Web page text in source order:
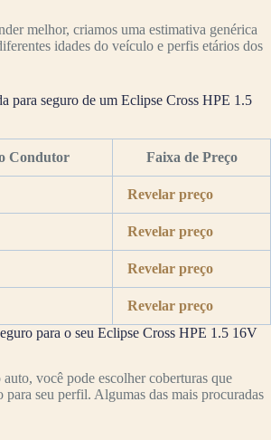
melhor, criamos uma estimativa genérica
idades do veículo e perfis etários dos
para seguro de um Eclipse Cross HPE 1.5
Condutor Faixa de Preço
Revelar preço
Revelar preço
Revelar preço
Revelar preço
para o seu Eclipse Cross HPE 1.5 16V
você pode escolher coberturas que
para seu perfil. Algumas das mais procuradas